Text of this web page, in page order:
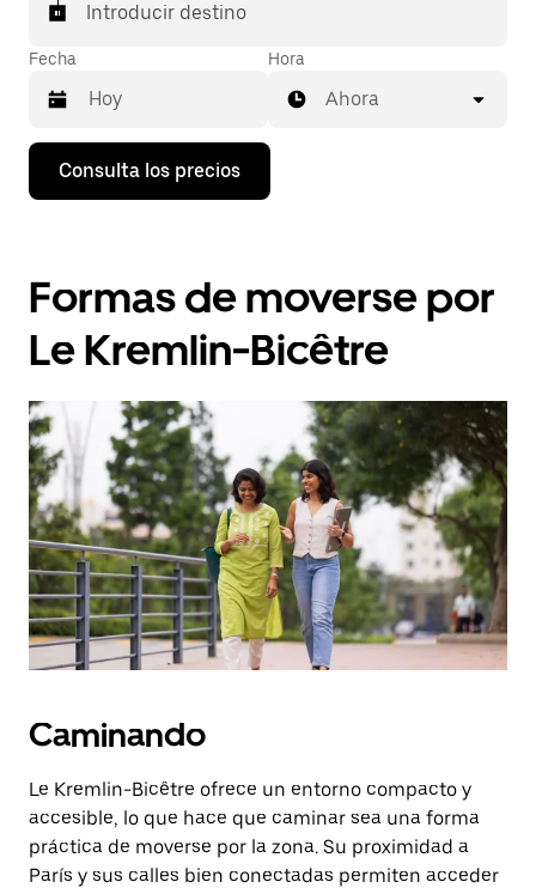
Introducir destino
Fecha
Pulsa
flecha
abrir
el
fecha.
Pulsa
el
botón
de
escape
para
cerrar
el
calendario.
Hora
Ahora
Consulta los precios
Formas de moverse por
Le Kremlin-Bicêtre
Caminando
Le Kremlin-Bicêtre ofrece un entorno compacto y
accesible, lo que hace que caminar sea una forma
práctica de moverse por la zona. Su proximidad a
París y sus calles bien conectadas permiten acceder